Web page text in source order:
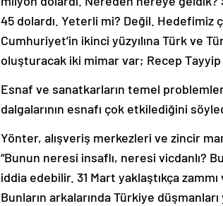
45 dolardı. Yeterli mi? Değil. Hedefimiz
Cumhuriyet’in ikinci yüzyılına Türk ve
oluşturacak iki mimar var; Recep
Esnaf ve sanatkarların temel
dalgalarının esnafı çok etkilediğini
Yönter, alışveriş merkezleri ve zincir
“Bunun neresi insaflı, neresi vicdanlı?
iddia edebilir. 31 Mart yaklaştıkça
Bunların arkalarında Türkiye